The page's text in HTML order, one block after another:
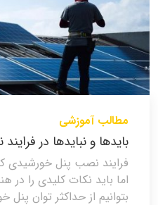
مطالب آموزشی
بایدها و نبایدها در
فرایند نصب پنل خورشیدی
اما باید نکات کلیدی را در
بتوانیم از حداکثر توان